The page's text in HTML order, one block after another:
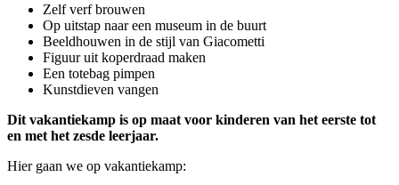
Zelf verf brouwen
Op uitstap naar een museum in de buurt
Beeldhouwen in de stijl van Giacometti
Figuur uit koperdraad maken
Een totebag pimpen
Kunstdieven vangen
Dit vakantiekamp is op maat voor kinderen van het eerste tot
en met het zesde leerjaar.
Hier gaan we op vakantiekamp: